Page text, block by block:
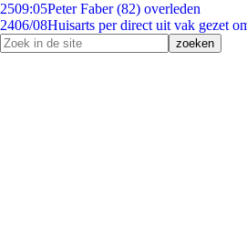
2509:05Peter Faber (82) overleden
2406/08Huisarts per direct uit vak gezet